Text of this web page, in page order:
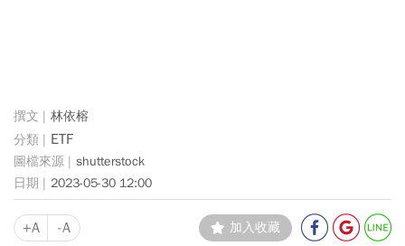
林依榕
ETF
shutterstock
2023-05-30 12:00
+A -A 加入收藏